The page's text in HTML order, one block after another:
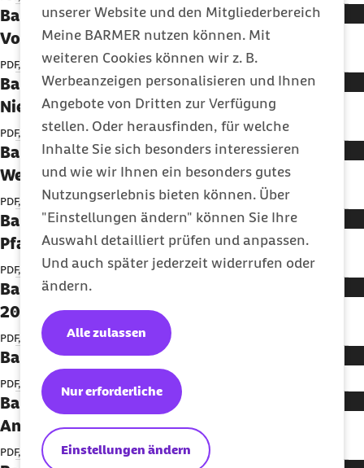
unserer Website und den Mitgliederbereich
Meine BARMER nutzen können. Mit
weiteren Cookies können wir z. B.
Werbeanzeigen personalisieren und Ihnen
Angebote von Dritten zur Verfügung
stellen. Oder herausfinden, für welche
Inhalte Sie sich besonders interessieren
und wie wir Ihnen ein besonders gutes
Nutzungserlebnis bieten können. Über
"Einstellungen ändern" können Sie Ihre
Auswahl detailliert prüfen und anpassen.
Und auch später jederzeit widerrufen oder
ändern.
Einstellungen ändern
Nur erforderliche
Alle zulassen
Barmer GEK Gesundheitsreport Mecklenburg-
Vorpommern 2016
PDF, 10,22 MB
Barmer GEK Gesundheitsreport
Niedersachsen 2016
PDF, 10,55 MB
Barmer GEK Gesundheitsreport Nordrhein-
Westfalen 2016
PDF, 10,57 MB
Barmer GEK Gesundheitsreport Rheinland-
Pfalz 2016
PDF, 10,56 MB
Barmer GEK Gesundheitsreport Saarland
2016
PDF, 10,55 MB
Barmer GEK Gesundheitsreport Sachsen 2016
PDF, 10,03 MB
Barmer GEK Gesundheitsreport Sachsen-
Anhalt 2016
PDF, 10,2 MB